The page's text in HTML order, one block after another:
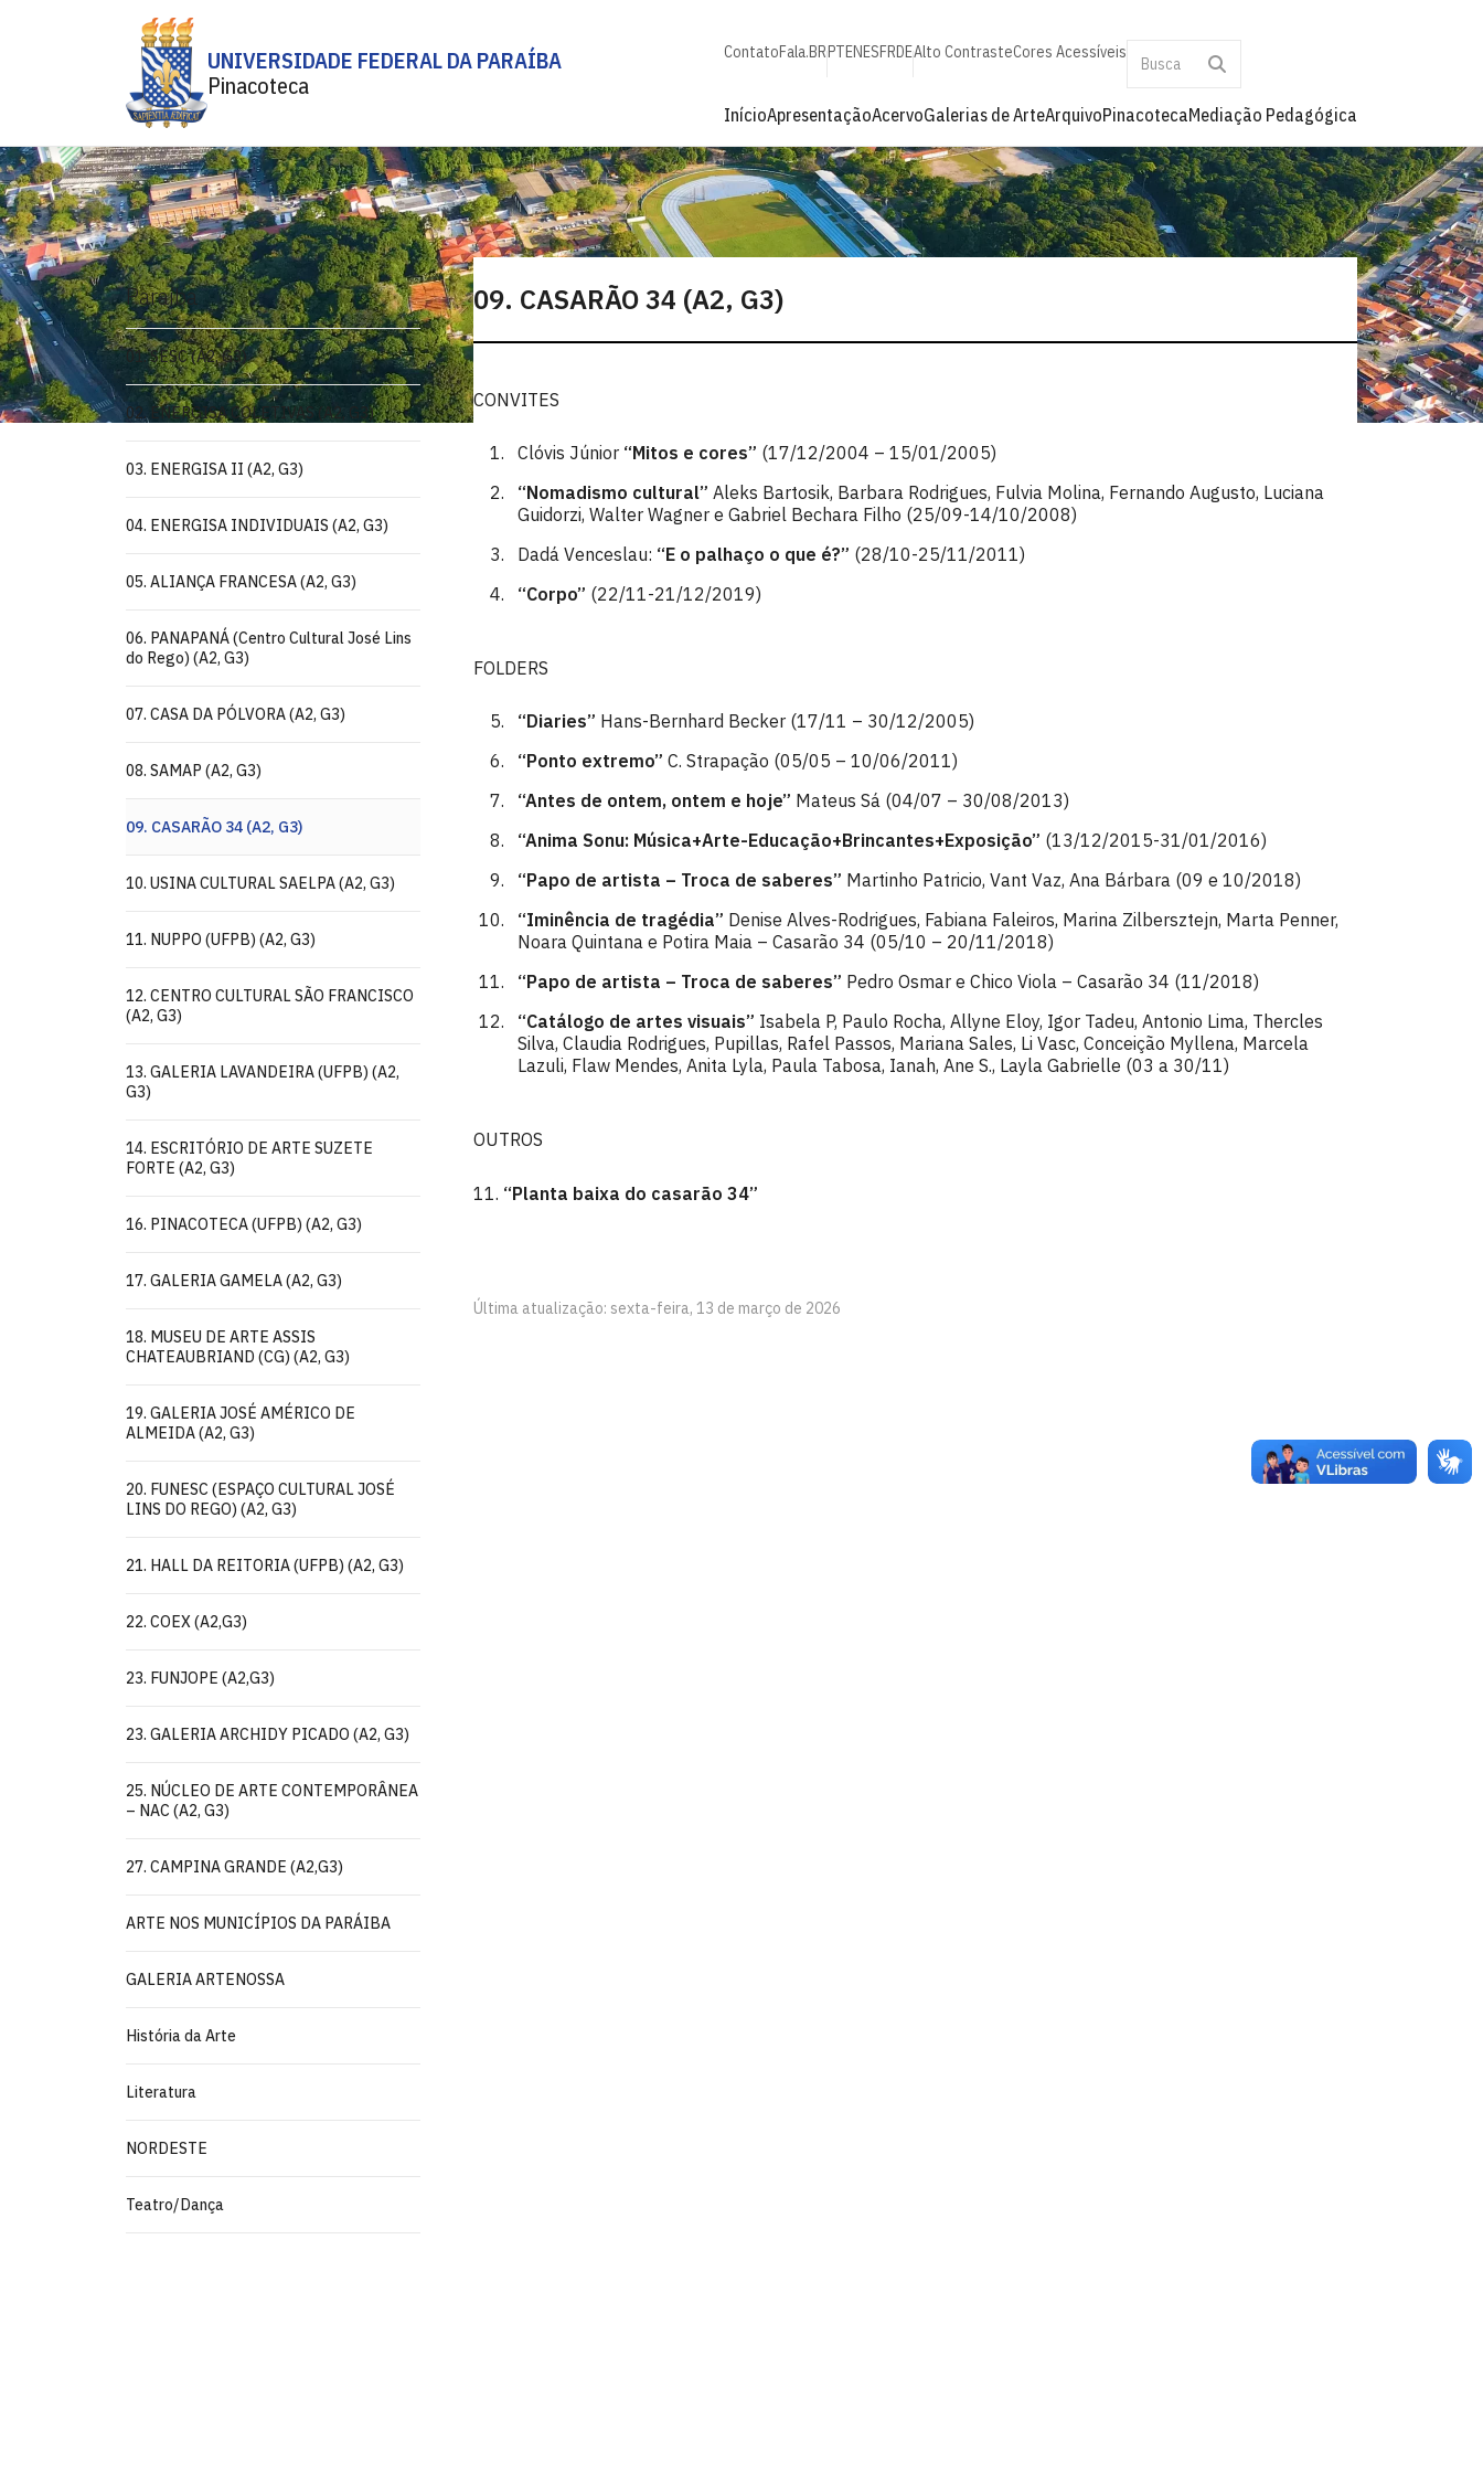
UNIVERSIDADE FEDERAL DA PARAÍBA
Pinacoteca
ContatoFala.BRPTENESFRDEAlto ContrasteCores Acessíveis
InícioApresentaçãoAcervoGalerias de ArteArquivoPinacotecaMediação Pedagógica
Paraíba
01. SESC (A2, G3)
02. ENERGISA COLETIVAS (A2, G3)
03. ENERGISA II (A2, G3)
04. ENERGISA INDIVIDUAIS (A2, G3)
05. ALIANÇA FRANCESA (A2, G3)
06. PANAPANÁ (Centro Cultural José Lins
do Rego) (A2, G3)
07. CASA DA PÓLVORA (A2, G3)
08. SAMAP (A2, G3)
09. CASARÃO 34 (A2, G3)
10. USINA CULTURAL SAELPA (A2, G3)
11. NUPPO (UFPB) (A2, G3)
12. CENTRO CULTURAL SÃO FRANCISCO
(A2, G3)
13. GALERIA LAVANDEIRA (UFPB) (A2,
G3)
14. ESCRITÓRIO DE ARTE SUZETE
FORTE (A2, G3)
16. PINACOTECA (UFPB) (A2, G3)
17. GALERIA GAMELA (A2, G3)
18. MUSEU DE ARTE ASSIS
CHATEAUBRIAND (CG) (A2, G3)
19. GALERIA JOSÉ AMÉRICO DE
ALMEIDA (A2, G3)
20. FUNESC (ESPAÇO CULTURAL JOSÉ
LINS DO REGO) (A2, G3)
21. HALL DA REITORIA (UFPB) (A2, G3)
22. COEX (A2,G3)
23. FUNJOPE (A2,G3)
23. GALERIA ARCHIDY PICADO (A2, G3)
25. NÚCLEO DE ARTE CONTEMPORÂNEA
– NAC (A2, G3)
27. CAMPINA GRANDE (A2,G3)
ARTE NOS MUNICÍPIOS DA PARÁIBA
GALERIA ARTENOSSA
História da Arte
Literatura
NORDESTE
Teatro/Dança
09. CASARÃO 34 (A2, G3)
CONVITES
Clóvis Júnior “Mitos e cores” (17/12/2004 – 15/01/2005)
“Nomadismo cultural” Aleks Bartosik, Barbara Rodrigues, Fulvia Molina, Fernando Augusto, Luciana
Guidorzi, Walter Wagner e Gabriel Bechara Filho (25/09-14/10/2008)
Dadá Venceslau: “E o palhaço o que é?” (28/10-25/11/2011)
“Corpo” (22/11-21/12/2019)
FOLDERS
“Diaries” Hans-Bernhard Becker (17/11 – 30/12/2005)
“Ponto extremo” C. Strapação (05/05 – 10/06/2011)
“Antes de ontem, ontem e hoje” Mateus Sá (04/07 – 30/08/2013)
“Anima Sonu: Música+Arte-Educação+Brincantes+Exposição” (13/12/2015-31/01/2016)
“Papo de artista – Troca de saberes” Martinho Patricio, Vant Vaz, Ana Bárbara (09 e 10/2018)
“Iminência de tragédia” Denise Alves-Rodrigues, Fabiana Faleiros, Marina Zilbersztejn, Marta Penner,
Noara Quintana e Potira Maia – Casarão 34 (05/10 – 20/11/2018)
“Papo de artista – Troca de saberes” Pedro Osmar e Chico Viola – Casarão 34 (11/2018)
“Catálogo de artes visuais” Isabela P, Paulo Rocha, Allyne Eloy, Igor Tadeu, Antonio Lima, Thercles
Silva, Claudia Rodrigues, Pupillas, Rafel Passos, Mariana Sales, Li Vasc, Conceição Myllena, Marcela
Lazuli, Flaw Mendes, Anita Lyla, Paula Tabosa, Ianah, Ane S., Layla Gabrielle (03 a 30/11)
OUTROS
11. “Planta baixa do casarão 34”
Última atualização: sexta-feira, 13 de março de 2026